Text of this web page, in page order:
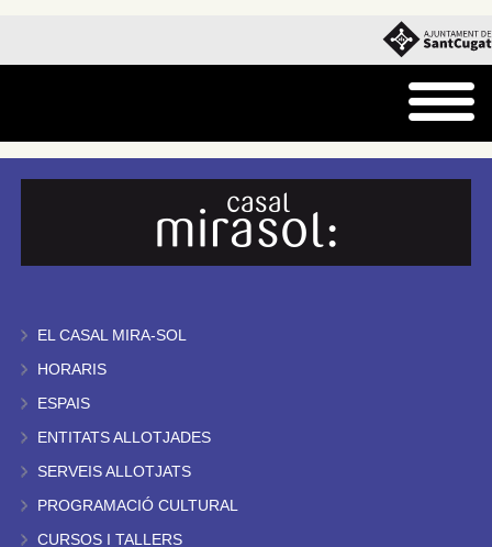
EL CASAL MIRA-SOL
HORARIS
ESPAIS
ENTITATS ALLOTJADES
SERVEIS ALLOTJATS
PROGRAMACIÓ CULTURAL
CURSOS I TALLERS